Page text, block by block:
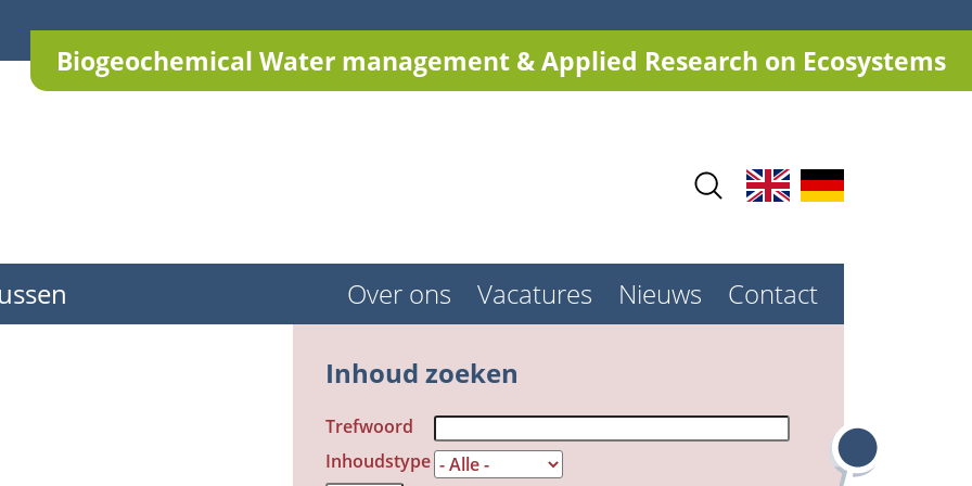
Biogeochemical Water management & Applied Research on Ecosystems
Contact
Nieuws
Vacatures
Over ons
Inhoud zoeken
Trefwoord
Inhoudstype